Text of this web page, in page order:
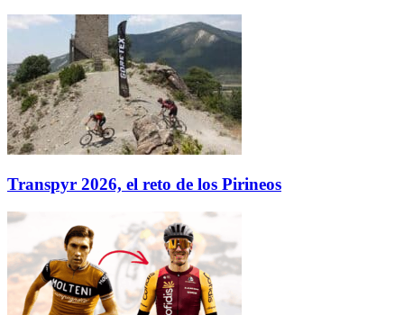
Transpyr 2026, el reto de los Pirineos